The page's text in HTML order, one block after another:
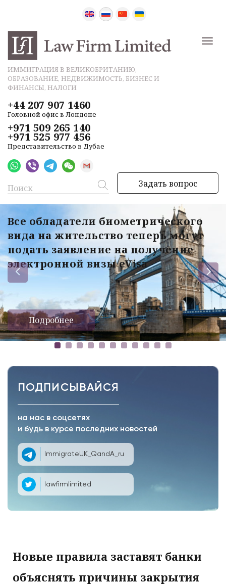
ИММИГРАЦИЯ В ВЕЛИКОБРИТАНИЮ,
ОБРАЗОВАНИЕ, НЕДВИЖИМОСТЬ, БИЗНЕС И
ФИНАНСЫ, НАЛОГИ
+44 207 907 1460
Головной офис в Лондоне
+971 509 265 140
+971 525 977 456
Представительство в Дубае
Задать вопрос
Все обладатели биометрического
вида на жительство теперь могут
подать заявление на получение
электронной визы eVisa
Подробнее
ПОДПИСЫВАЙСЯ
на нас в соцсетях
и будь в курсе последних новостей
ImmigrateUK_QandA_ru
lawfirmlimited
Новые правила заставят банки
объяснять причины закрытия